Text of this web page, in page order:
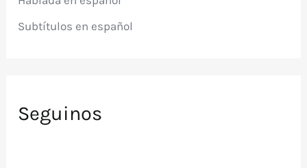
:
Subtítulos en español
Seguinos